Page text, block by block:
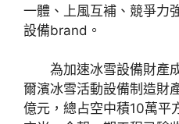
一體、上風互補、競爭力
設備brand。
為加速冰雪設備財產
爾濱冰雪活動設備制造財
億元，總占空中積10萬平